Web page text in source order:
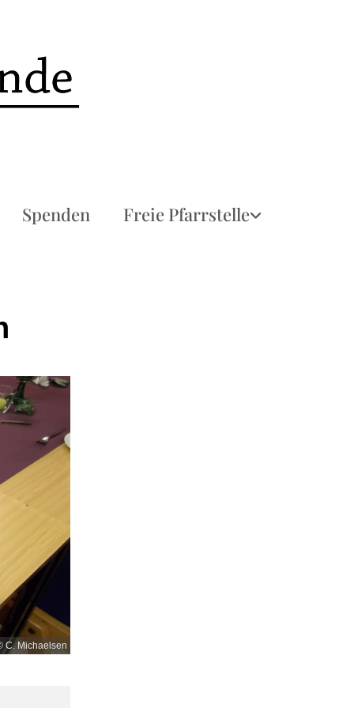
Spenden
Freie Pfarrstelle
C. Michaelsen